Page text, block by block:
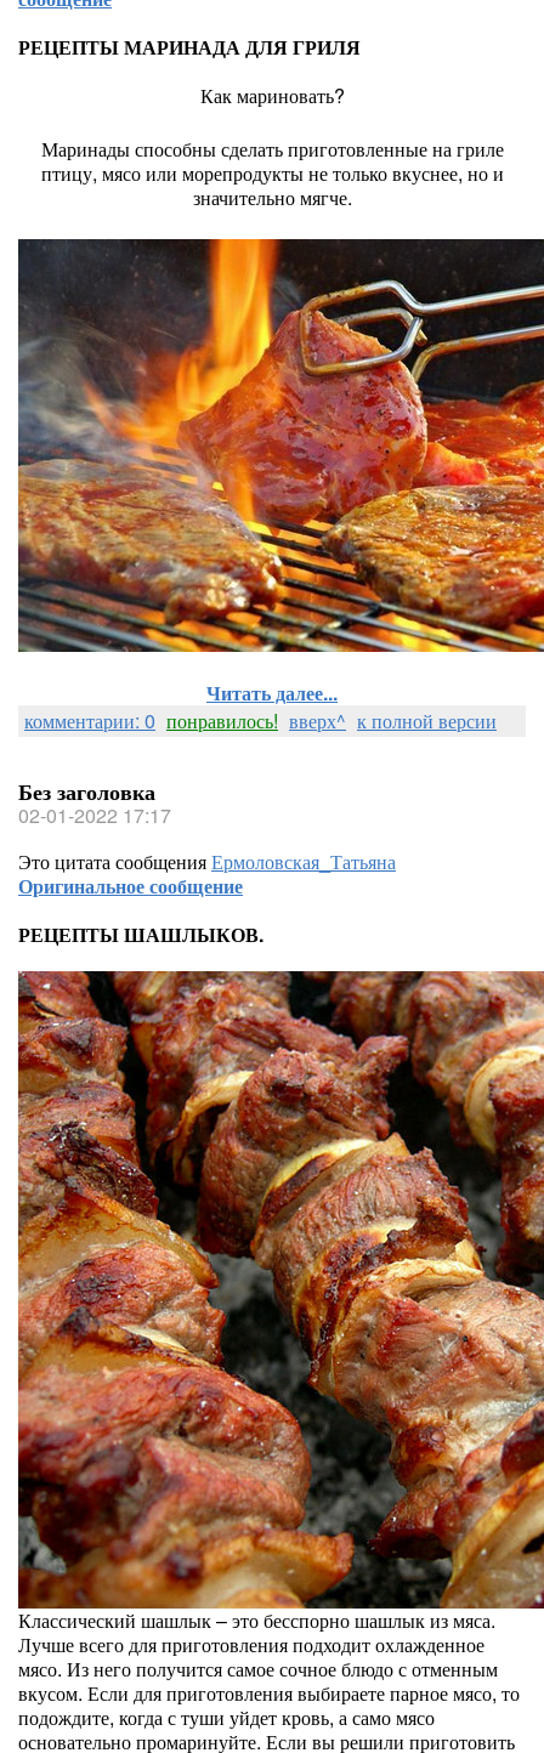
РЕЦЕПТЫ МАРИНАДА ДЛЯ ГРИЛЯ
Как мариновать?
Маринады способны сделать приготовленные на гриле
птицу, мясо или морепродукты не только вкуснее, но и
значительно мягче.
Читать далее...
комментарии: 0 понравилось! вверх^ к полной версии
Без заголовка
02-01-2022 17:17
Это цитата сообщенияЕрмоловская_Татьяна
Оригинальное сообщение
РЕЦЕПТЫ ШАШЛЫКОВ.
Классический шашлык – это бесспорно шашлык из мяса.
Лучше всего для приготовления подходит охлажденное
мясо. Из него получится самое сочное блюдо с отменным
вкусом. Если для приготовления выбираете парное мясо, то
подождите, когда с туши уйдет кровь, а само мясо
основательно промаринуйте. Если вы решили приготовить